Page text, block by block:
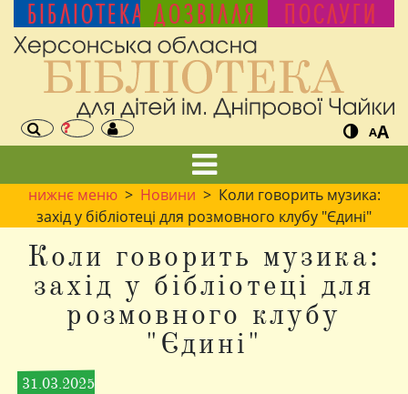
БІБЛІОТЕКА ДОЗВІЛЛЯ ПОСЛУГИ
AA
нижнє меню> Новини > Коли говорить музика:
захід у бібліотеці для розмовного клубу "Єдині"
Коли говорить музика:
захід у бібліотеці для
розмовного клубу
"Єдині"
31.03.2025